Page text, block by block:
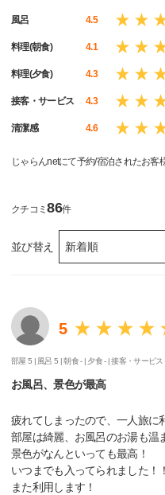
風呂 4.5
料理(朝食) 4.1
料理(夕食) 4.3
接客・サービス 4.3
清潔感 4.6
じゃらんnetにて予約/宿泊されたお客
クチコミ86件
並び替え
5
部屋 5 | 風呂 5 |朝食 - | 夕食 - |接客・サービ
お風呂、景色が最高
疲れてしまったので、一人旅に
部屋は綺麗、お風呂のお湯も温
景色がなんといっても最高！
いつまでも入ってられました！！
また利用します！